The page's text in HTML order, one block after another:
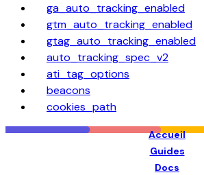
ga_auto_tracking_enabled
gtm_auto_tracking_enabled
gtag_auto_tracking_enabled
auto_tracking_spec_v2
ati_tag_options
beacons
cookies_path
Accueil
Guides
Docs